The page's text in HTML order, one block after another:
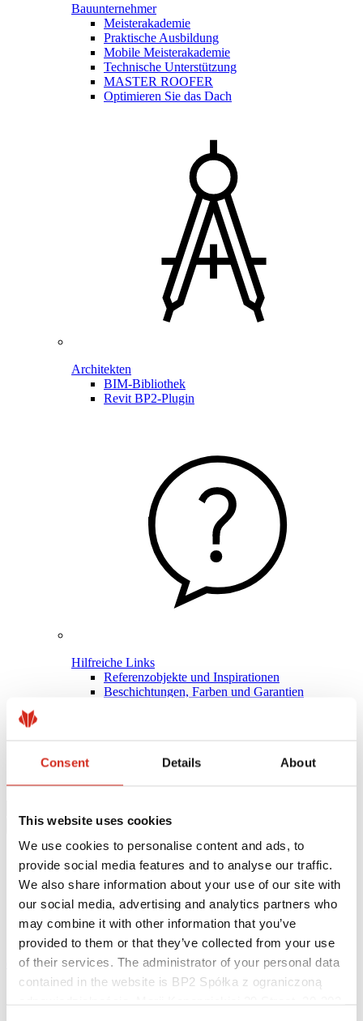
Consent Details About
This website uses cookies
We use cookies to personalise content and ads, to
provide social media features and to analyse our traffic.
We also share information about your use of our site with
our social media, advertising and analytics partners who
may combine it with other information that you’ve
provided to them or that they’ve collected from your use
of their services. The administrator of your personal data
contained in the website is BP2 Spółka z ograniczoną
Bauunternehmer
Meisterakademie
Praktische Ausbildung
Mobile Meisterakademie
Technische Unterstützung
MASTER ROOFER
Optimieren Sie das Dach
Architekten
BIM-Bibliothek
Revit BP2-Plugin
Hilfreiche Links
Referenzobjekte und Inspirationen
Beschichtungen, Farben und Garantien
Herunterladen
eProfil
Startseite